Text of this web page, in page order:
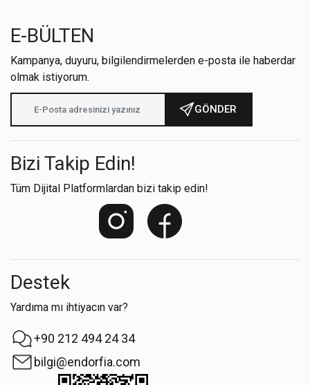
E-BÜLTEN
Kampanya, duyuru, bilgilendirmelerden e-posta ile haberdar
olmak istiyorum.
GÖNDER
Bizi Takip Edin!
Tüm Dijital Platformlardan bizi takip edin!
Destek
Yardıma mı ihtiyacın var?
+90 212 494 24 34
bilgi@endorfia.com